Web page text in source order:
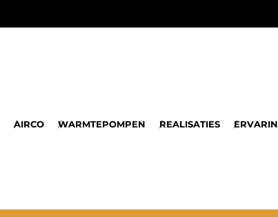
AIRCO WARMTEPOMPEN REALISATIES